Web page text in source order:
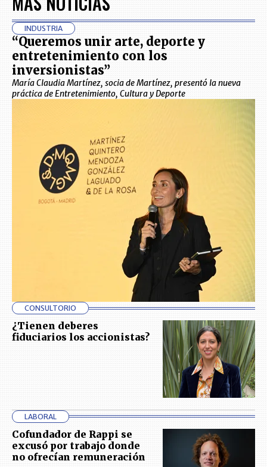
INDUSTRIA
“Queremos unir arte, deporte y
entretenimiento con los
inversionistas”
María Claudia Martínez, socia de Martínez, presentó la nueva
práctica de Entretenimiento, Cultura y Deporte
CONSULTORIO
¿Tienen deberes
fiduciarios los accionistas?
LABORAL
Cofundador de Rappi se
excusó por trabajo donde
no ofrecían remuneración